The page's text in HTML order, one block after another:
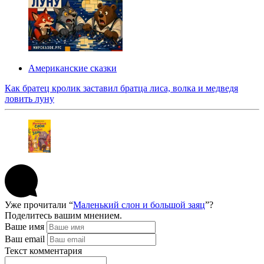
Американские сказки
Как братец кролик заставил братца лиса, волка и медведя
ловить луну
Уже прочитали “Маленький слон и большой заяц”?
Поделитесь вашим мнением.
Ваше имя
Ваш email
Текст комментария